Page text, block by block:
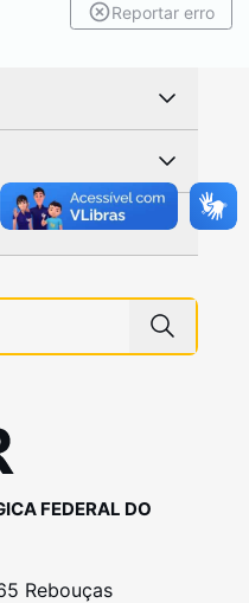
Reportar erro
FEDERAL DO
Rebouças